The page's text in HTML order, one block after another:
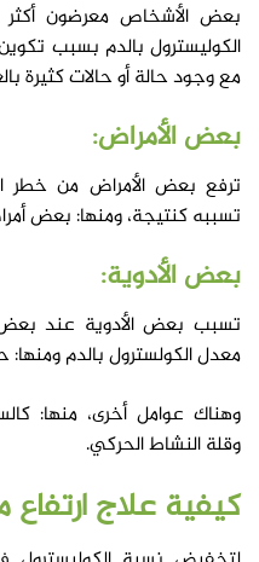
بعض الأشخاص معرضون أكثر
الكوليسترول بالدم بسبب
مع وجود حالة أو حالات كثيرة
بعض الأمراض:
ترفع بعض الأمراض من خطر
تسببه كنتيجة، ومنها: بعض
بعض الأدوية:
تسبب بعض الأدوية عند بعض
معدل الكولسترول بالدم
وهناك عوامل أخرى، منها:
وقلة النشاط الحركي.
كيفية علاج